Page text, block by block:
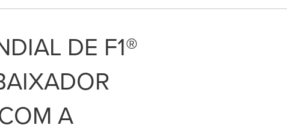
DE F1®
A